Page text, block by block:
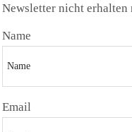
Newsletter nicht erhalten
Name
Email